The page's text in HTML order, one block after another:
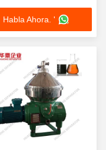
eficientemente la
Habla Ahora. '